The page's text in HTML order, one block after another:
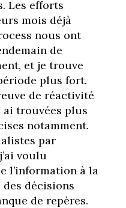
Les efforts
mois déjà
nous ont
de
et je trouve
plus fort.
de réactivité
ai trouvées plus
notamment.
par
voulu
l’information à la
décisions
de repères.